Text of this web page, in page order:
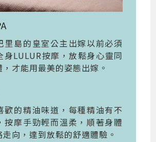
里島的皇室公主出嫁以前必須
身LULUR按摩，放鬆身心靈同
才能用最美的姿態出嫁。
歡的精油味道，每種精油有不
按摩手勁輕而溫柔，順著身體
向，達到放鬆的舒適體驗。